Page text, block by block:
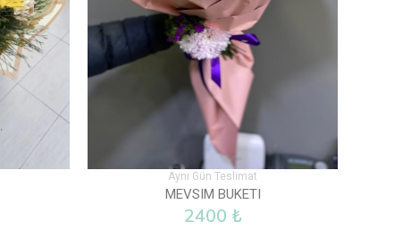
Aynı Gün Teslimat
MEVSIM BUKETI
2400 ₺